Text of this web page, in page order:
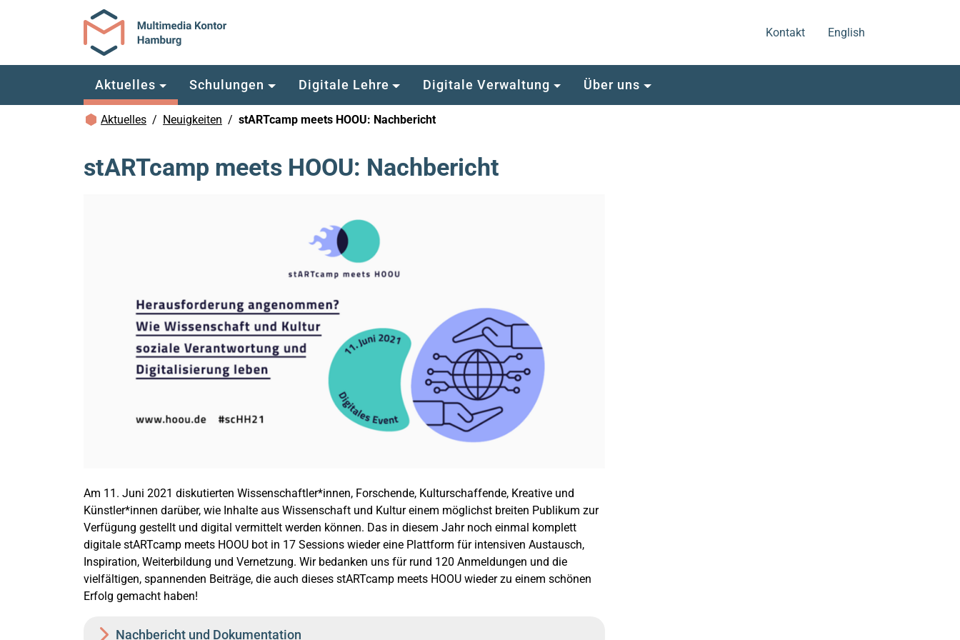
Zum Hauptinhalt springen
Kontakt. English
Aktuelles Schulungen Digitale Lehre Digitale Verwaltung Über uns
Brotkrümelnavigation
Aktuelles Neuigkeiten stARTcamp meets HOOU: Nachbericht
stARTcamp meets HOOU: Nachbericht
Am 11. Juni 2021 diskutierten Wissenschaftler*innen, Forschende, Kulturschaffende, Kreative und
Künstler*innen darüber, wie Inhalte aus Wissenschaft und Kultur einem möglichst breiten Publikum zur
Verfügung gestellt und digital vermittelt werden können. Das in diesem Jahr noch einmal komplett
digitale stARTcamp meets HOOU bot in 17 Sessions wieder eine Plattform für intensiven Austausch,
Inspiration, Weiterbildung und Vernetzung. Wir bedanken uns für rund 120 Anmeldungen und die
vielfältigen, spannenden Beiträge, die auch dieses stARTcamp meets HOOU wieder zu einem schönen
Erfolg gemacht haben!
Nachbericht und Dokumentation